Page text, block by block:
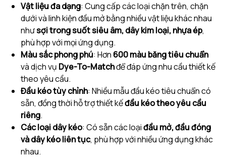
Vật liệu đa dạng: Cung cấp các loại chặn trên, chặn
dưới và linh kiện đầu mở bằng nhiều vật liệu khác nhau
nhưsợi trong suốt siêu âm, dây kim loại, nhựa ép,
phù hợp với mọi ứng dụng.
Màu sắc phong phú: Hơn 600 màu băng tiêu chuẩn
và dịch vụ Dye-To-Matchđể đáp ứng nhu cầu thiết kế
theo yêu cầu.
Đầu kéo tùy chỉnh: Nhiều mẫu đầu kéo tiêu chuẩn có
sẵn, đồng thời hỗ trợ thiết kếđầu kéo theo yêu cầu
riêng.
Các loại dây kéo: Có sẵn các loạiđầu mở, đầu đóng
và dây kéo liên tục, phù hợp với nhiều ứng dụng khác
nhau.